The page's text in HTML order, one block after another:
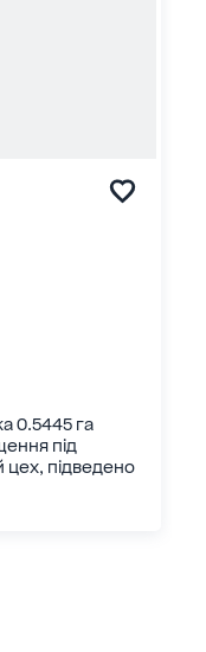
0.5445 га
під
цех, підведено